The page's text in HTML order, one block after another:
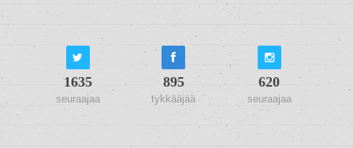
1635
seuraajaa
895
tykkääjää
620
seuraajaa